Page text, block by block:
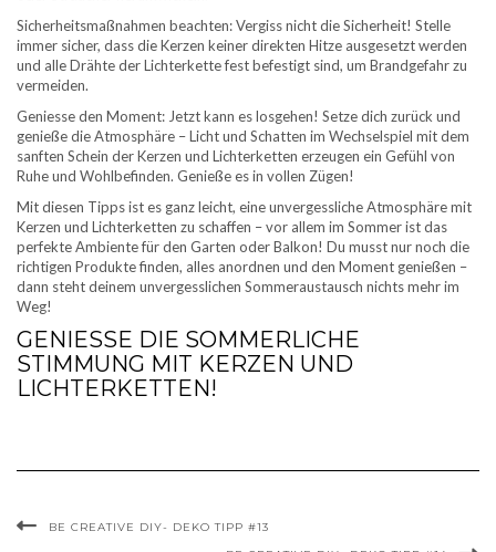
Sicherheitsmaßnahmen beachten: Vergiss nicht die Sicherheit! Stelle
immer sicher, dass die Kerzen keiner direkten Hitze ausgesetzt werden
und alle Drähte der Lichterkette fest befestigt sind, um Brandgefahr zu
vermeiden.
Geniesse den Moment: Jetzt kann es losgehen! Setze dich zurück und
genieße die Atmosphäre – Licht und Schatten im Wechselspiel mit dem
sanften Schein der Kerzen und Lichterketten erzeugen ein Gefühl von
Ruhe und Wohlbefinden. Genieße es in vollen Zügen!
Mit diesen Tipps ist es ganz leicht, eine unvergessliche Atmosphäre mit
Kerzen und Lichterketten zu schaffen – vor allem im Sommer ist das
perfekte Ambiente für den Garten oder Balkon! Du musst nur noch die
richtigen Produkte finden, alles anordnen und den Moment genießen –
dann steht deinem unvergesslichen Sommeraustausch nichts mehr im
Weg!
GENIESSE DIE SOMMERLICHE S
TIMMUNG MIT KERZEN UND L
ICHTERKETTEN!
BE CREATIVE DIY- DEKO TIPP #13